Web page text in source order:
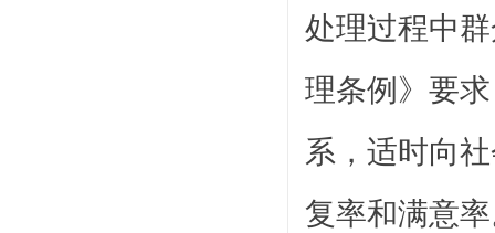
处理过程中
理条例》要
系，适时向
复率和满意